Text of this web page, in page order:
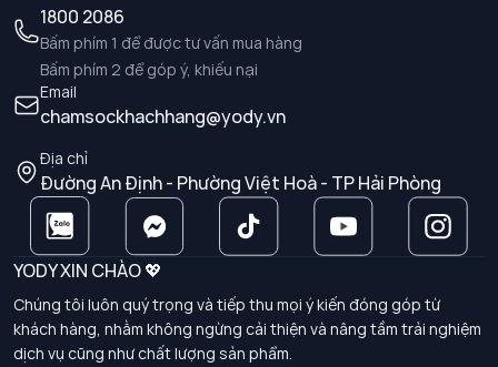
1800 2086
Bấm phím 1 để được tư vấn mua hàng
Bấm phím 2 để góp ý, khiếu nại
Email
chamsockhachhang@yody.vn
Địa chỉ
Đường An Định - Phường Việt Hoà - TP Hải Phòng
YODY XIN CHÀO 💖
Chúng tôi luôn quý trọng và tiếp thu mọi ý kiến đóng góp từ
khách hàng, nhằm không ngừng cải thiện và nâng tầm trải nghiệm
dịch vụ cũng như chất lượng sản phẩm.